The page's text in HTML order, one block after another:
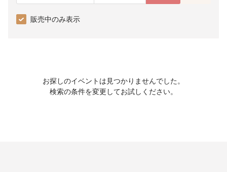
販売中のみ表示
お探しのイベントは見つかりませんでした。
検索の条件を変更してお試しください。